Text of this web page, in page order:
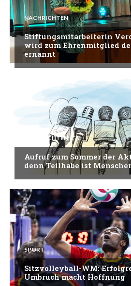
NACHRICHTEN
Stiftungsmitarbeiterin
wird zum Ehrenmitglied
ernannt
NACHRICHTEN
Aufruf zum Sommer der
denn Teilhabe ist
SPORT
Sitzvolleyball-WM:
Umbruch macht Hoffnung